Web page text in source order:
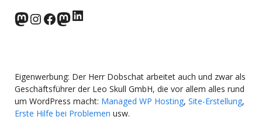
norden.social
Instagram
Facebook
wp-punks.social
LinkedIn
Eigenwerbung: Der Herr Dobschat arbeitet auch und zwar als
Geschäftsführer der Leo Skull GmbH, die vor allem alles rund
um WordPress macht: Managed WP Hosting, Site-Erstellung,
Erste Hilfe bei Problemen usw.